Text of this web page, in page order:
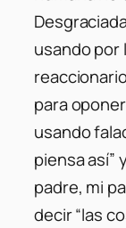
usando por
para
usando
piensa así”
padre, mi
decir “las